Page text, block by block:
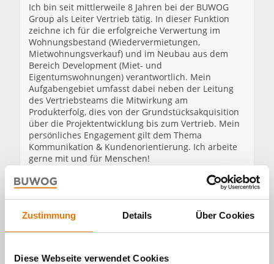
Zustimmung Details Über Cookies
Diese Webseite verwendet Cookies
Ich bin seit mittlerweile 8 Jahren bei der BUWOG
Group als Leiter Vertrieb tätig. In dieser Funktion
zeichne ich für die erfolgreiche Verwertung im
Wohnungsbestand (Wiedervermietungen,
Mietwohnungsverkauf) und im Neubau aus dem
Bereich Development (Miet- und
Eigentumswohnungen) verantwortlich. Mein
Aufgabengebiet umfasst dabei neben der Leitung
des Vertriebsteams die Mitwirkung am
Produkterfolg, dies von der Grundstücksakquisition
über die Projektentwicklung bis zum Vertrieb. Mein
persönliches Engagement gilt dem Thema
Kommunikation & Kundenorientierung. Ich arbeite
gerne mit und für Menschen!
In der Zeit meiner Zugehörigkeit zu BUWOG Group
berufliches Highlight. Ich finde es spannend meine